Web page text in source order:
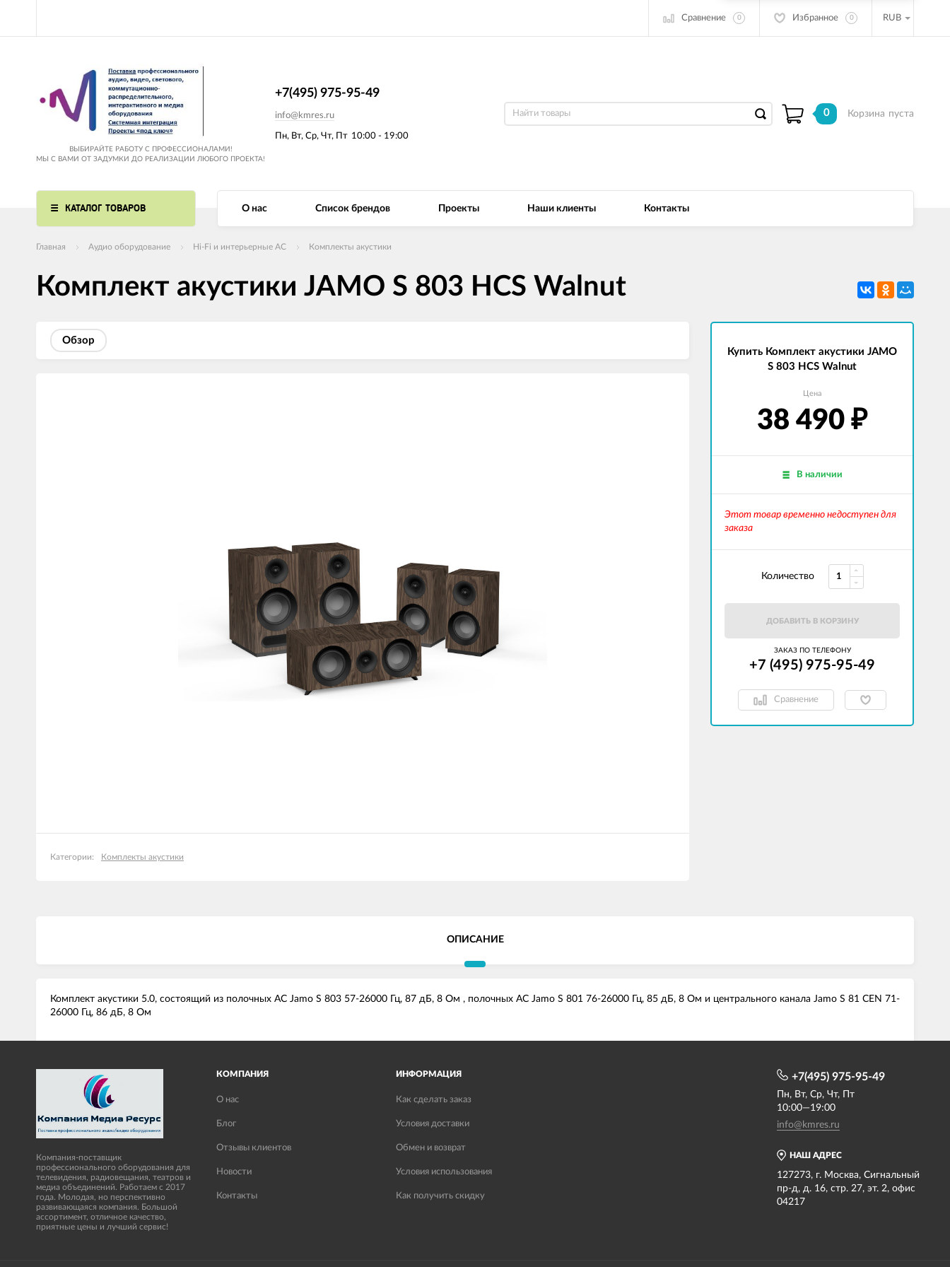
Сравнение 0 Избранное 0 RUB
ВЫБИРАЙТЕ РАБОТУ С ПРОФЕССИОНАЛАМИ!
МЫ С ВАМИ ОТ ЗАДУМКИ ДО РЕАЛИЗАЦИИ ЛЮБОГО ПРОЕКТА!
Пн, Вт, Ср, Чт, Пт 10:00 - 19:00
+7(495) 975-95-49
info@kmres.ru 0 Корзина пуста
КАТАЛОГ ТОВАРОВ О нас Список брендов Проекты Наши клиенты Контакты
Главная Аудио оборудование Hi-Fi и интерьерные АС Комплекты акустики
Комплект акустики JAMO S 803 HCS Walnut
Обзор
Категории: Комплекты акустики
Купить Комплект акустики JAMO
S 803 HCS Walnut
Цена
38 490 ₽
В наличии
Этот товар временно недоступен для
заказа
Количество
ДОБАВИТЬ В КОРЗИНУ
ЗАКАЗ ПО ТЕЛЕФОНУ
+7 (495) 975-95-49
Сравнение
ОПИСАНИЕ
Комплект акустики 5.0, состоящий из полочных АС Jamo S 803 57-26000 Гц, 87 дБ, 8 Ом , полочных АС Jamo S 801 76-26000 Гц, 85 дБ, 8 Ом и центрального канала Jamo S 81 CEN 71-
26000 Гц, 86 дБ, 8 Ом
Компания-поставщик
профессионального оборудования для
телевидения, радиовещания, театров и
медиа объединений. Работаем с 2017
года. Молодая, но перспективно
развивающаяся компания. Большой
ассортимент, отличное качество,
приятные цены и лучший сервис!
КОМПАНИЯ
О нас
Блог
Отзывы клиентов
Новости
Контакты
ИНФОРМАЦИЯ
Как сделать заказ
Условия доставки
Обмен и возврат
Условия использования
Как получить скидку
НАШ АДРЕС
127273, г. Москва, Сигнальный
пр-д, д. 16, стр. 27, эт. 2, офис
04217
+7(495) 975-95-49
Пн, Вт, Ср, Чт, Пт
10:00—19:00
info@kmres.ru